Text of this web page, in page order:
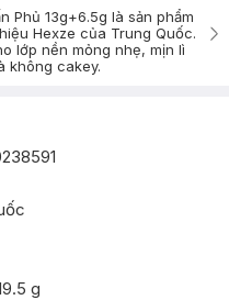
Phủ 13g+6.5g là sản phẩm
Hexze của Trung Quốc.
lớp nền mỏng nhẹ, mịn lì
không cakey.
g